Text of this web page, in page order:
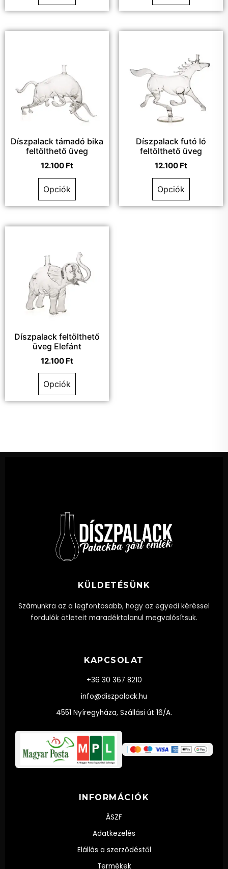
Díszpalack támadó bika
feltölthető üveg
12.100 Ft
Opciók
Díszpalack futó ló
feltölthető üveg
12.100 Ft
Opciók
Díszpalack feltölthető
üveg Elefánt
12.100 Ft
Opciók
KÜLDETÉSÜNK
Számunkra az a legfontosabb, hogy az egyedi kéréssel
fordulók ötleteit maradéktalanul megvalósítsuk.
KAPCSOLAT
+36 30 367 8210
info@diszpalack.hu
4551 Nyíregyháza, Szállási út 16/A.
INFORMÁCIÓK
ÁSZF
Adatkezelés
Elállás a szerződéstől
Termékek